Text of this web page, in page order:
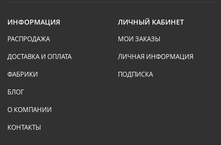
ИНФОРМАЦИЯ
РАСПРОДАЖА
ДОСТАВКА И ОПЛАТА
ФАБРИКИ
БЛОГ
О КОМПАНИИ
КОНТАКТЫ
ЛИЧНЫЙ КАБИНЕТ
МОИ ЗАКАЗЫ
ЛИЧНАЯ ИНФОРМАЦИЯ
ПОДПИСКА